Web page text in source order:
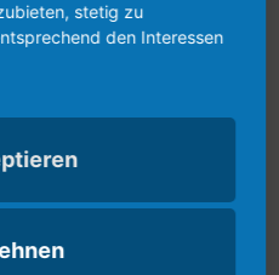
stetig zu
den Interessen